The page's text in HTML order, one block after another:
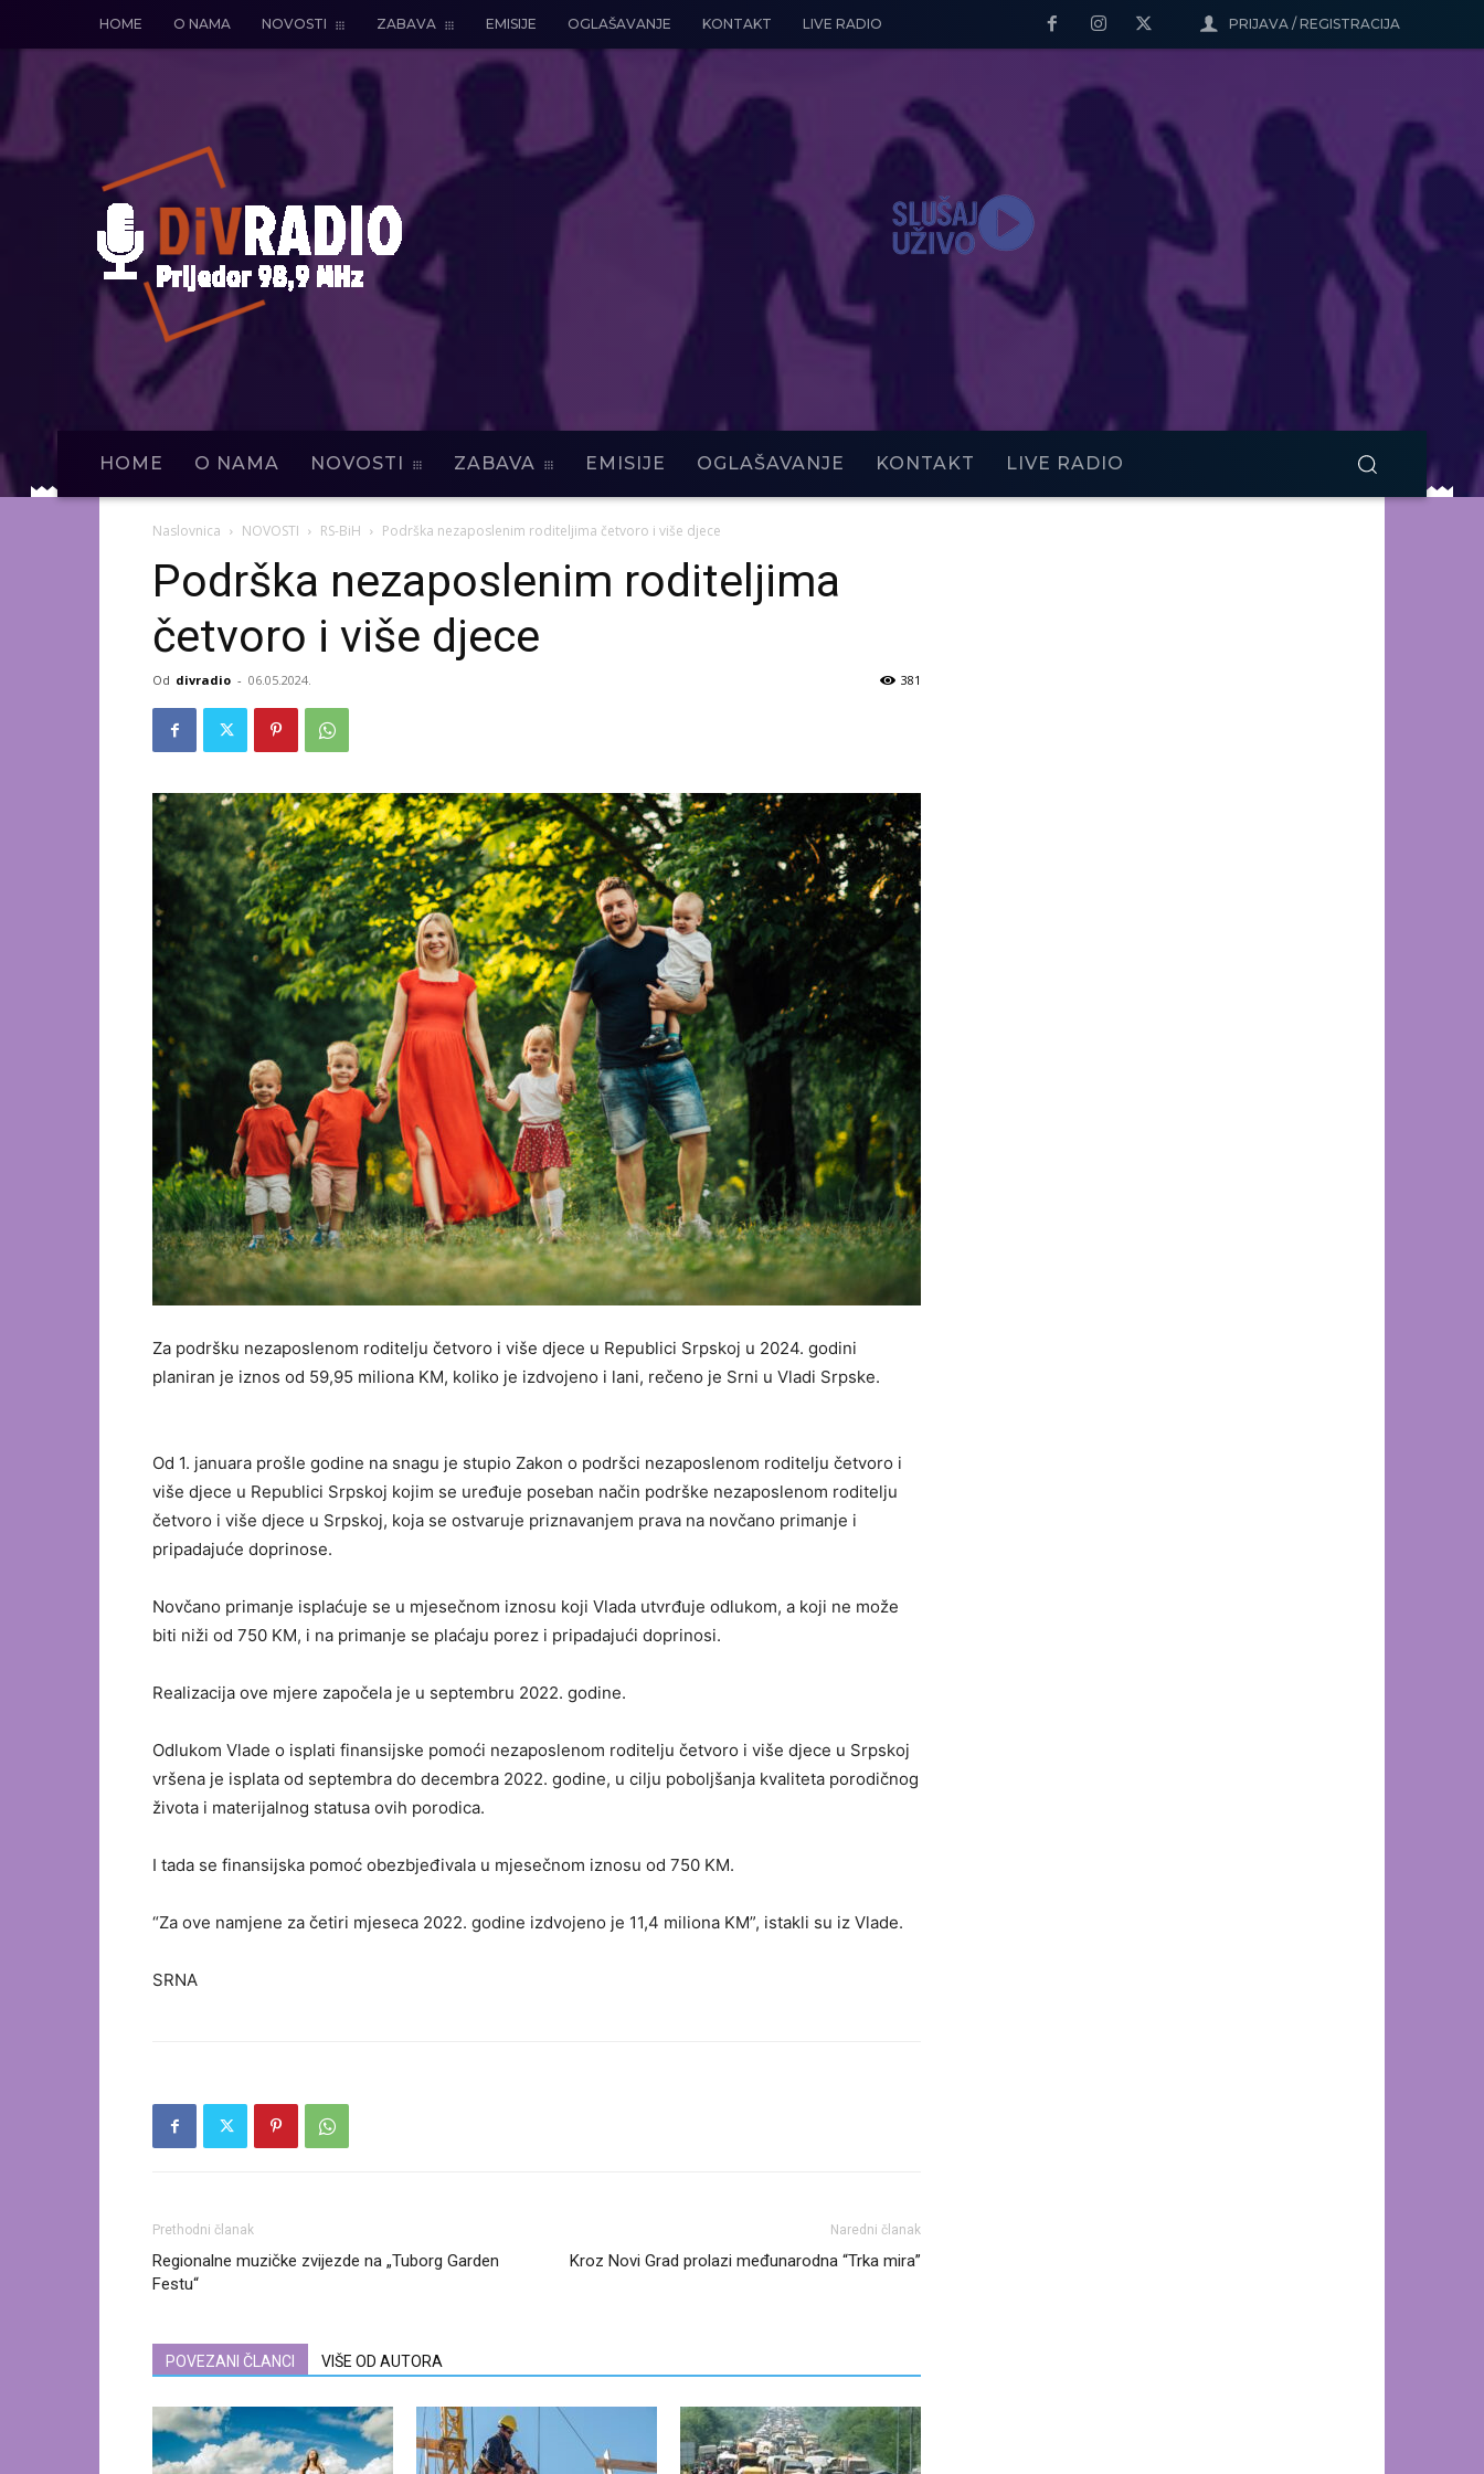
PRIJAVA / REGISTRACIJA
HOME O NAMA NOVOSTI ZABAVA EMISIJE OGLAŠAVANJE KONTAKT LIVE RADIO
HOME O NAMA NOVOSTI ZABAVA EMISIJE OGLAŠAVANJE KONTAKT LIVE RADIO
Naslovnica NOVOSTI RS-BiH Podrška nezaposlenim roditeljima četvoro i više djece
Podrška nezaposlenim roditeljima
četvoro i više djece
Od divradio - 06.05.2024. 381
Za podršku nezaposlenom roditelju četvoro i više djece u Republici Srpskoj u 2024. godini
planiran je iznos od 59,95 miliona KM, koliko je izdvojeno i lani, rečeno je Srni u Vladi Srpske.
Od 1. januara prošle godine na snagu je stupio Zakon o podršci nezaposlenom roditelju četvoro i
više djece u Republici Srpskoj kojim se uređuje poseban način podrške nezaposlenom roditelju
četvoro i više djece u Srpskoj, koja se ostvaruje priznavanjem prava na novčano primanje i
pripadajuće doprinose.
Novčano primanje isplaćuje se u mjesečnom iznosu koji Vlada utvrđuje odlukom, a koji ne može
biti niži od 750 KM, i na primanje se plaćaju porez i pripadajući doprinosi.
Realizacija ove mjere započela je u septembru 2022. godine.
Odlukom Vlade o isplati finansijske pomoći nezaposlenom roditelju četvoro i više djece u Srpskoj
vršena je isplata od septembra do decembra 2022. godine, u cilju poboljšanja kvaliteta porodičnog
života i materijalnog statusa ovih porodica.
I tada se finansijska pomoć obezbjeđivala u mjesečnom iznosu od 750 KM.
“Za ove namjene za četiri mjeseca 2022. godine izdvojeno je 11,4 miliona KM”, istakli su iz Vlade.
SRNA
Prethodni članak
Regionalne muzičke zvijezde na „Tuborg Garden
Festu“
Naredni članak
Kroz Novi Grad prolazi međunarodna “Trka mira”
POVEZANI ČLANCI VIŠE OD AUTORA